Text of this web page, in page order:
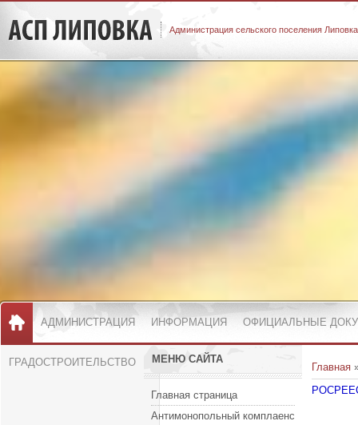
Администрация сельского поселения
АДМИНИСТРАЦИЯ ИНФОРМАЦИЯ ОФИЦИАЛЬНЫЕ
ГРАДОСТРОИТЕЛЬСТВО МЕНЮ САЙТА
Главная страница
Антимонопольный комплаенс
Главная